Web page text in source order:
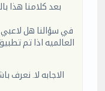
في سؤالنا هل
العالميه اذا تم